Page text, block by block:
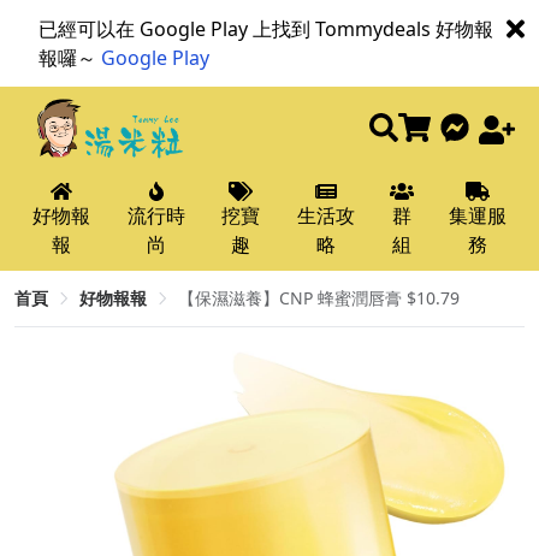
已經可以在 Google Play 上找到 Tommydeals 好物報
報囉～ Google Play
好物報
報
流行時
尚
挖寶
趣
生活攻
略
群
組
集運服
務
首頁 好物報報 【保濕滋養】CNP 蜂蜜潤唇膏 $10.79